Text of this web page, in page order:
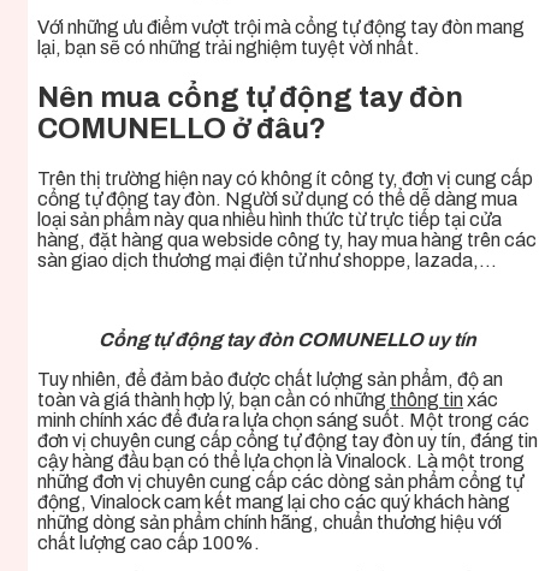
Với những ưu điểm vượt trội mà cổng tự động tay đònmang
lại, bạn sẽ có những trải nghiệm tuyệt vời nhất.
Nên mua cổng tự động tay đòn
COMUNELLO ở đâu?
Trên thị trường hiện nay có không ít công ty, đơn vị cung cấp
cổng tự động tay đòn. Người sử dụng có thể dễ dàng mua
loại sản phẩm này qua nhiều hình thức từ trực tiếp tại cửa
hàng, đặt hàng qua webside công ty, hay mua hàng trên các
sàn giao dịch thương mại điện tử như shoppe, lazada,…
Cổng tự động tay đòn COMUNELLO uy tín
Tuy nhiên, để đảm bảo được chất lượng sản phẩm, độ an
toàn và giá thành hợp lý, bạn cần có những thông tinxác
minh chính xác để đưa ra lựa chọn sáng suốt. Một trong các
đơn vị chuyên cung cấp cổng tự động tay đònuy tín, đáng tin
cậy hàng đầu bạn có thể lựa chọn là Vinalock. Là một trong
những đơn vị chuyên cung cấp các dòng sản phẩm cổng tự
động, Vinalock cam kết mang lại cho các quý khách hàng
những dòng sản phẩm chính hãng, chuẩn thương hiệu với
chất lượng cao cấp 100%.